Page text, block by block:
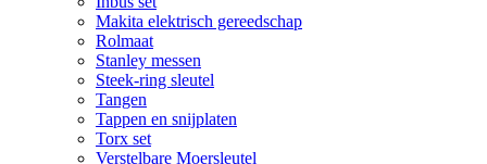
Makita elektrisch gereedschap
Rolmaat
Stanley messen
Steek-ring sleutel
Tangen
Tappen en snijplaten
Torx set
Verstelbare Moersleutel